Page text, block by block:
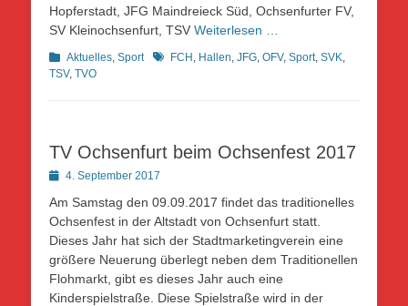
Hopferstadt, JFG Maindreieck Süd, Ochsenfurter FV,
SV Kleinochsenfurt, TSV Weiterlesen …
Kategorien
Aktuelles Sport Schlagworte
FCH Hallen JFG OFV, Sport, SVK
TSV, TVO
TV Ochsenfurt beim Ochsenfest 2017
Posted4. September 2017
Am Samstag den 09.09.2017 findet das traditionelles
Ochsenfest in der Altstadt von Ochsenfurt statt.
Dieses Jahr hat sich der Stadtmarketingverein eine
größere Neuerung überlegt neben dem Traditionellen
Flohmarkt, gibt es dieses Jahr auch eine
Kinderspielstraße. Diese Spielstraße wird in der